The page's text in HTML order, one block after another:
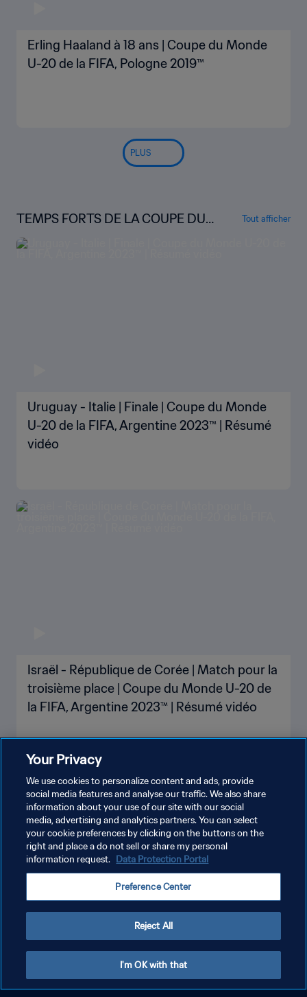
Erling Haaland à 18 ans | Coupe du Monde
U-20 de la FIFA, Pologne 2019™
PLUS
TEMPS FORTS DE LA COUPE DU
MONDE U-20 DE LA FIFA, ARGENT
INE 2023™
Tout afficher
Uruguay - Italie | Finale | Coupe du Monde
U-20 de la FIFA, Argentine 2023™ | Résumé
vidéo
Israël - République de Corée | Match pour la
troisième place | Coupe du Monde U-20 de
la FIFA, Argentine 2023™ | Résumé vidéo
PLUS
POLITIQUE DE CONFIDENTIALITÉ
CONDITIONS D'UTILISATION
GÉRER VOS PRÉFÉRENCES SUR LES COOKIES
Your Privacy
We use cookies to personalize content and ads, provide
social media features and analyse our traffic. We also share
information about your use of our site with our social
media, advertising and analytics partners. You can select
your cookie preferences by clicking on the buttons on the
right and place a do not sell or share my personal
information request. Data Protection Portal
Preference Center
Reject All
I'm OK with that